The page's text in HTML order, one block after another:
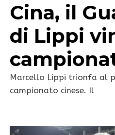
Cina, il
di Lippi
Marcello Lippi trionfa al
campionato cinese. Il